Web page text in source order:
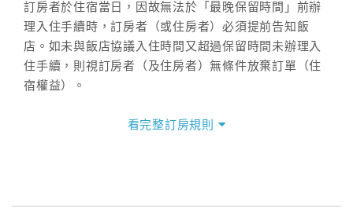
訂房者於住宿當日，因故無法於「最晚保留時間」前辦
理入住手續時，訂房者（或住房者）必須提前告知飯
店。如未與飯店協議入住時間又超過保留時間未辦理入
住手續，則視訂房者（及住房者）無條件放棄訂單（住
宿權益）。
四、訂單異動
看完整訂房規則